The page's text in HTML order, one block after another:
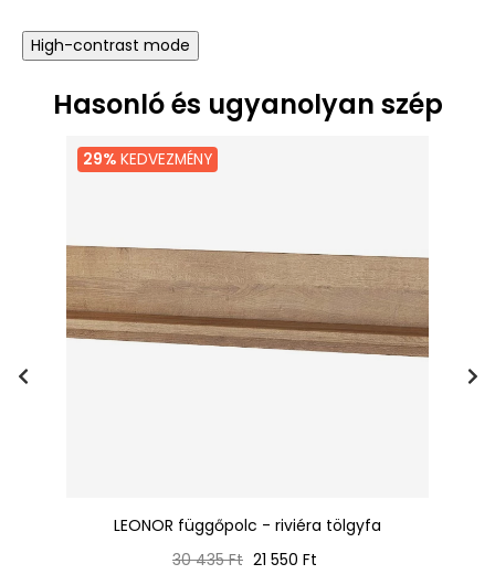
High-contrast mode
Hasonló és ugyanolyan szép
29% KEDVEZMÉNY
LEONOR függőpolc - riviéra tölgyfa
Normál
30 435 Ft Ár
21 550 Ft